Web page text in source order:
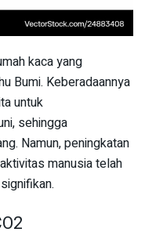
kaca yang
Bumi. Keberadaannya
untuk
sehingga
Namun, peningkatan
manusia telah